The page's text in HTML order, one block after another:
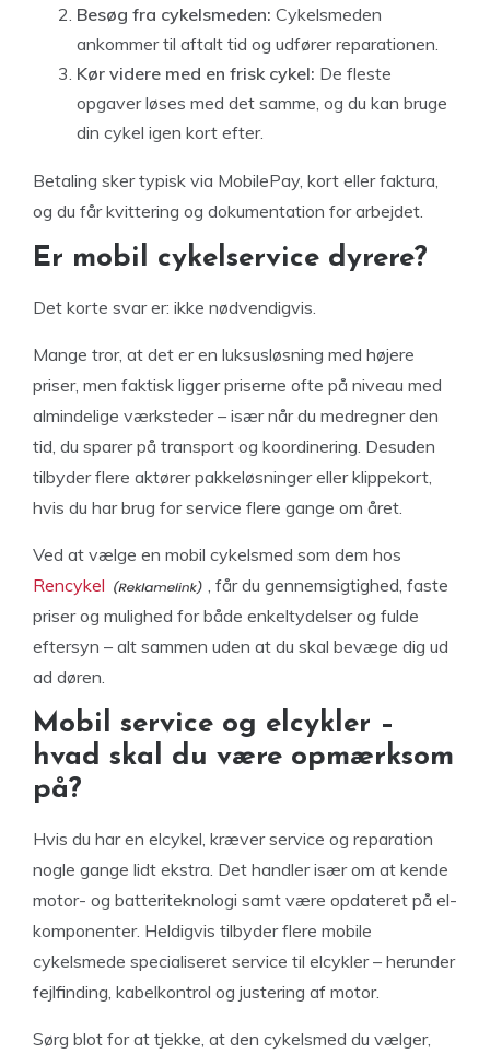
Besøg fra cykelsmeden: Cykelsmeden
ankommer til aftalt tid og udfører reparationen.
Kør videre med en frisk cykel: De fleste
opgaver løses med det samme, og du kan bruge
din cykel igen kort efter.
Betaling sker typisk via MobilePay, kort eller faktura,
og du får kvittering og dokumentation for arbejdet.
Er mobil cykelservice dyrere?
Det korte svar er: ikke nødvendigvis.
Mange tror, at det er en luksusløsning med højere
priser, men faktisk ligger priserne ofte på niveau med
almindelige værksteder – især når du medregner den
tid, du sparer på transport og koordinering. Desuden
tilbyder flere aktører pakkeløsninger eller klippekort,
hvis du har brug for service flere gange om året.
Ved at vælge en mobil cykelsmed som dem hos
Rencykel
, får du gennemsigtighed, faste
priser og mulighed for både enkeltydelser og fulde
eftersyn – alt sammen uden at du skal bevæge dig ud
ad døren.
Mobil service og elcykler –
hvad skal du være opmærksom
på?
Hvis du har en elcykel, kræver service og reparation
nogle gange lidt ekstra. Det handler især om at kende
motor- og batteriteknologi samt være opdateret på el-
komponenter. Heldigvis tilbyder flere mobile
cykelsmede specialiseret service til elcykler – herunder
fejlfinding, kabelkontrol og justering af motor.
Sørg blot for at tjekke, at den cykelsmed du vælger,